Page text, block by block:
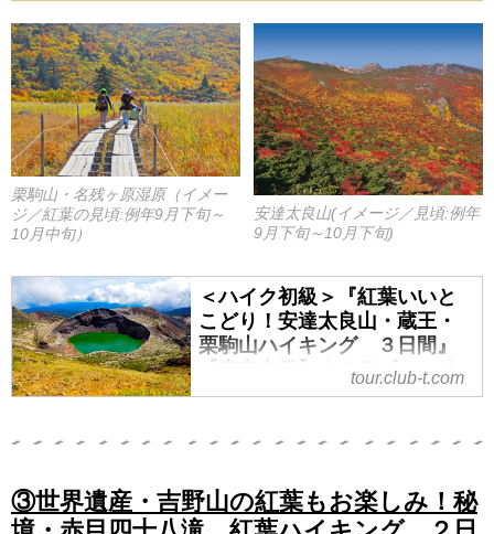
栗駒山・名残ヶ原湿原（イメー
ジ／紅葉の見頃:例年9月下旬～
10月中旬）
安達太良山(イメージ／見頃:例年
9月下旬～10月下旬)
＜ハイク初級＞『紅葉いいと
こどり！安達太良山・蔵王・
栗駒山ハイキング ３日間』
【東京出発】｜クラブツーリ
ズム
●温泉宿泊
tour.club-t.com
③世界遺産・吉野山の紅葉もお楽しみ！秘